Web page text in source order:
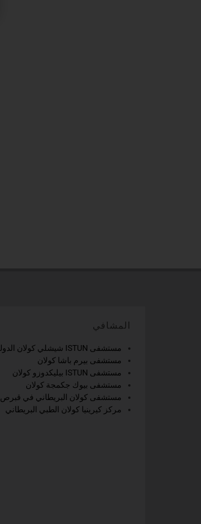
المشافي
مستشفى ISTUN شيشلي كولان الدولي
مستشفى بيرم باشا كولان
مستشفى ISTUN بيليكدوزو كولان
مستشفى بيوك جكمجة كولان
مستشفى كولان البريطاني في قبرص
مركز كيرينيا كولان الطبي البريطاني